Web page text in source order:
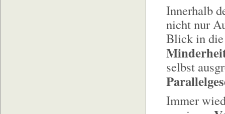
Innerhalb
nicht nur
Blick in die
selbst
Immer